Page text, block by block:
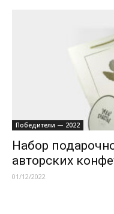
Победители — 2022
Набор
авторских
01/12/2022